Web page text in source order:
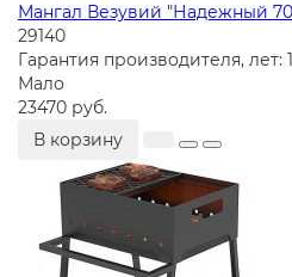
Мангал Везувий "Надежный
29140
Гарантия производителя, лет: 1
Мало
23470 руб.
В корзину